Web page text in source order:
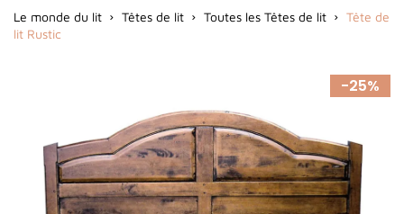
Le monde du lit Têtes de lit Toutes les Têtes de lit
Tête de
lit Rustic
-25%